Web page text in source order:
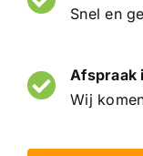
Snel en
Afspraak
Wij